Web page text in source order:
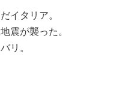
イタリア。
震が襲った。
リ。